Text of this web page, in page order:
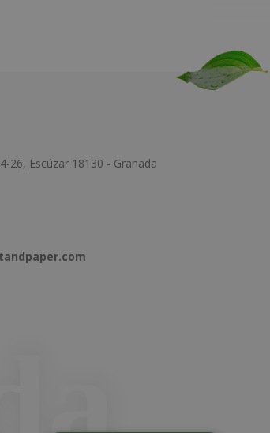
26, Escúzar 18130 - Granada